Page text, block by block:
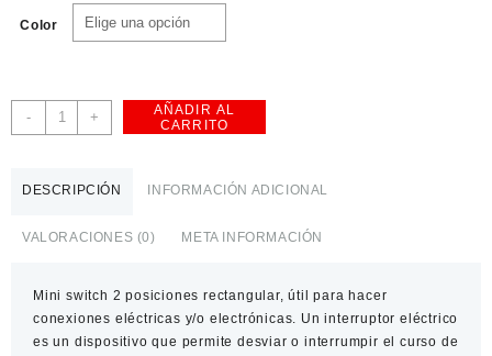
Color
-
Mini
switch
posiciones
+
AÑADIR AL
CARRITO
DESCRIPCIÓN INFORMACIÓN ADICIONAL
VALORACIONES (0) META INFORMACIÓN
Mini switch 2 posiciones rectangular, útil para hacer
conexiones eléctricas y/o electrónicas. Un interruptor eléctrico
es un dispositivo que permite desviar o interrumpir el curso de